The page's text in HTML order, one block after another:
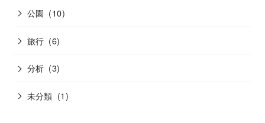
公園 (10)
旅行 (6)
分析 (3)
未分類 (1)